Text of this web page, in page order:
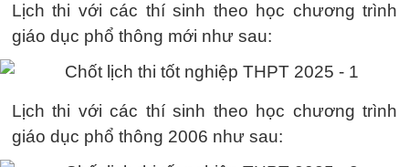
Lịch thi với các thí sinh theo học chương trình
giáo dục phổ thông mới như sau:
Lịch thi với các thí sinh theo học chương trình
giáo dục phổ thông 2006 như sau: